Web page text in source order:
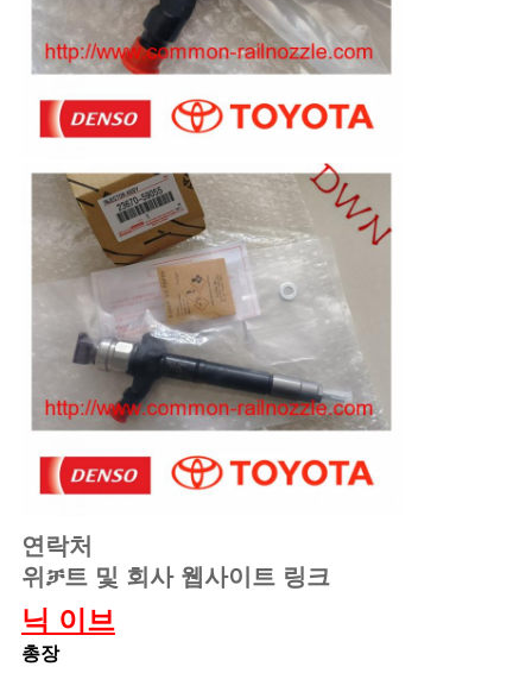
연락처
위ቻ트 및 회사 웹사이트 링크
닉 이브
총장